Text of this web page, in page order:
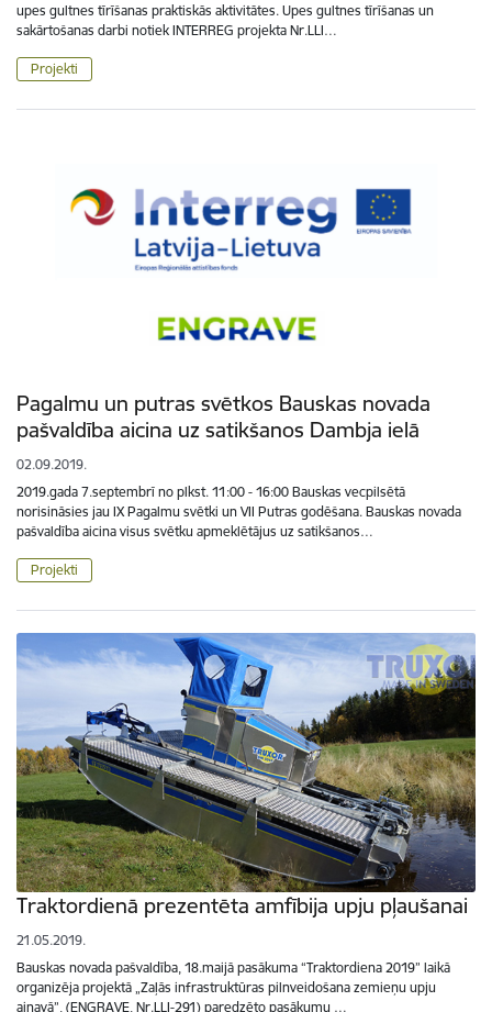
upes gultnes tīrīšanas praktiskās aktivitātes. Upes gultnes tīrīšanas un
sakārtošanas darbi notiek INTERREG projekta Nr.LLI…
Projekti
Pagalmu un putras svētkos Bauskas novada
pašvaldība aicina uz satikšanos Dambja ielā
02.09.2019.
2019.gada 7.septembrī no plkst. 11:00 - 16:00 Bauskas vecpilsētā
norisināsies jau IX Pagalmu svētki un VII Putras godēšana. Bauskas novada
pašvaldība aicina visus svētku apmeklētājus uz satikšanos…
Projekti
Traktordienā prezentēta amfībija upju pļaušanai
21.05.2019.
Bauskas novada pašvaldība, 18.maijā pasākuma “Traktordiena 2019” laikā
organizēja projektā „Zaļās infrastruktūras pilnveidošana zemieņu upju
ainavā”, (ENGRAVE, Nr.LLI-291) paredzēto pasākumu …